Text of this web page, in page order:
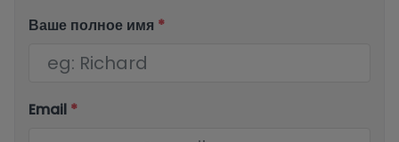
Ваше полное имя *
Email *